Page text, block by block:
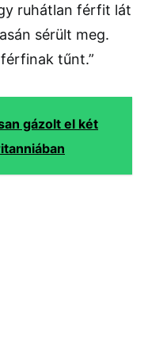
ruhátlan férfit lát
sérült meg.
tűnt.”
gázolt el két